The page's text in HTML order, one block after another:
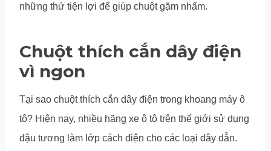
những thứ tiện lợi để giúp chuột gặm nhấm.
Chuột thích cắn dây điện
vì ngon
Tại sao chuột thích cắn dây điện trong khoang máy ô
tô? Hiện nay, nhiều hãng xe ô tô trên thế giới sử dụng
đậu tương làm lớp cách điện cho các loại dây dẫn.